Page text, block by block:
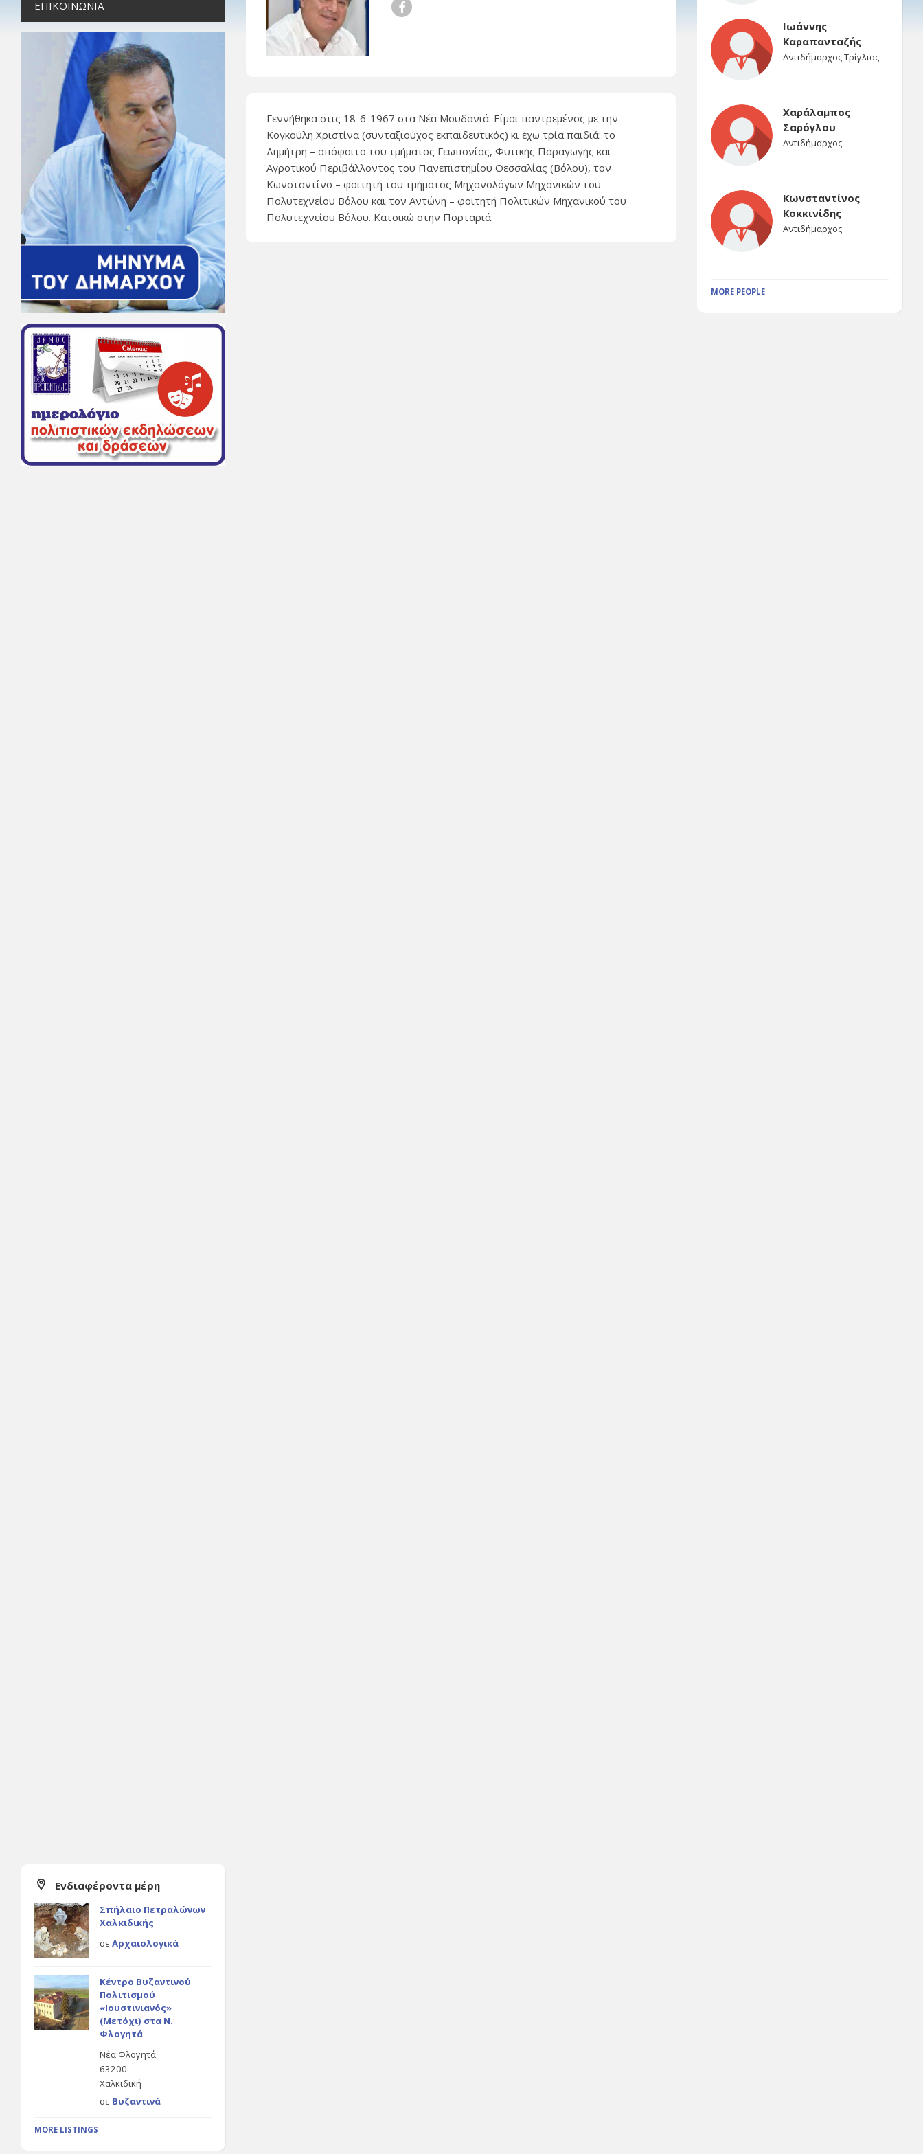
Facebook
Γεννήθηκα στις 18-6-1967 στα Νέα Μουδανιά. Είμαι παντρεμένος με την
Κογκούλη Χριστίνα (συνταξιούχος εκπαιδευτικός) κι έχω τρία παιδιά: το
Δημήτρη – απόφοιτο του τμήματος Γεωπονίας, Φυτικής Παραγωγής και
Αγροτικού Περιβάλλοντος του Πανεπιστημίου Θεσσαλίας (Βόλου), τον
Κωνσταντίνο – φοιτητή του τμήματος Μηχανολόγων Μηχανικών του
Πολυτεχνείου Βόλου και τον Αντώνη – φοιτητή Πολιτικών Μηχανικού του
Πολυτεχνείου Βόλου. Κατοικώ στην Πορταριά.
ΕΠΙΚΟΙΝΩΝΊΑ
Ενδιαφέροντα μέρη
Σπήλαιο Πετραλώνων
Χαλκιδικής
σε Αρχαιολογικά
Κέντρο Βυζαντινού
Πολιτισμού
«Ιουστινιανός»
(Μετόχι) στα Ν.
Φλογητά
Νέα Φλογητά
63200
Χαλκιδική
σε Βυζαντινά
MORE LISTINGS
Ιωάννης
Καραπανταζής
Αντιδήμαρχος Τρίγλιας
Χαράλαμπος
Σαρόγλου
Αντιδήμαρχος
Κωνσταντίνος
Κοκκινίδης
Αντιδήμαρχος
MORE PEOPLE